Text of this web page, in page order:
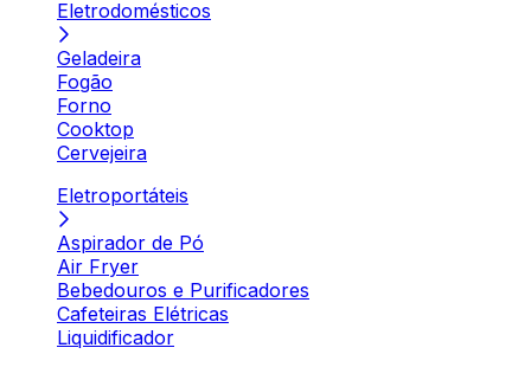
Eletrodomésticos
Geladeira
Fogão
Forno
Cooktop
Cervejeira
Eletroportáteis
Aspirador de Pó
Air Fryer
Bebedouros e Purificadores
Cafeteiras Elétricas
Liquidificador